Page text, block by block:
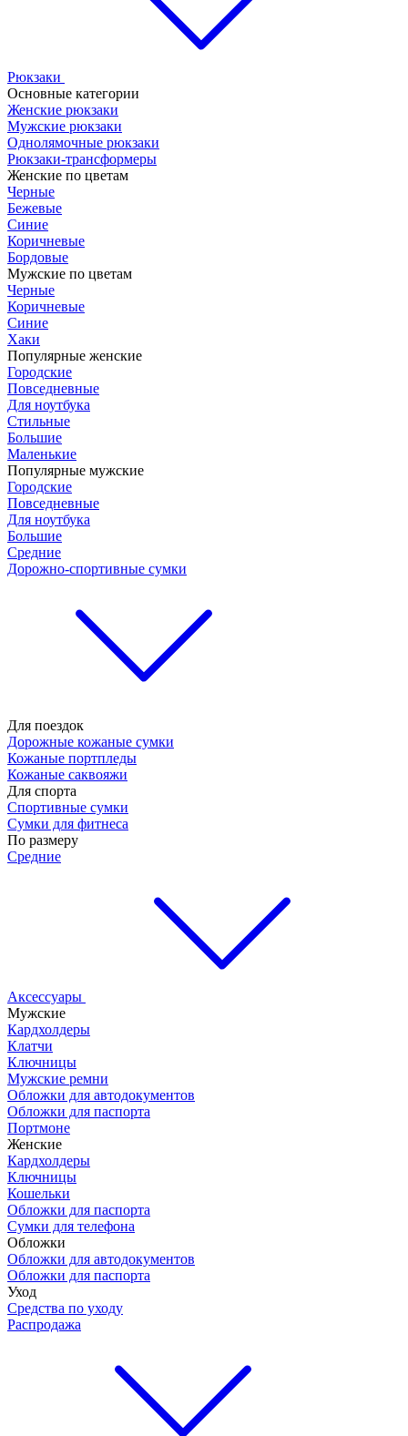
Рюкзаки
Основные категории
Женские рюкзаки
Мужские рюкзаки
Однолямочные рюкзаки
Рюкзаки-трансформеры
Женские по цветам
Черные
Бежевые
Синие
Коричневые
Бордовые
Мужские по цветам
Черные
Коричневые
Синие
Хаки
Популярные женские
Городские
Повседневные
Для ноутбука
Стильные
Большие
Маленькие
Популярные мужские
Городские
Повседневные
Для ноутбука
Большие
Средние
Дорожно-спортивные сумки
Для поездок
Дорожные кожаные сумки
Кожаные портпледы
Кожаные саквояжи
Для спорта
Спортивные сумки
Сумки для фитнеса
По размеру
Средние
Аксессуары
Мужские
Кардхолдеры
Клатчи
Ключницы
Мужские ремни
Обложки для автодокументов
Обложки для паспорта
Портмоне
Женские
Кардхолдеры
Ключницы
Кошельки
Обложки для паспорта
Сумки для телефона
Обложки
Обложки для автодокументов
Обложки для паспорта
Уход
Средства по уходу
Распродажа